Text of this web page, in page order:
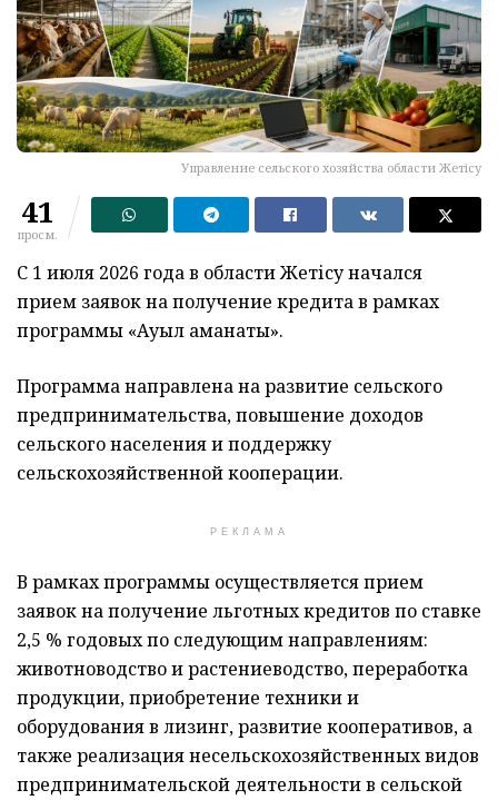
Управление сельского хозяйства области Жетiсу
41
просм.
С 1 июля 2026 года в области Жетісу начался
прием заявок на получение кредита в рамках
программы «Ауыл аманаты».
Программа направлена на развитие сельского
предпринимательства, повышение доходов
сельского населения и поддержку
сельскохозяйственной кооперации.
РЕКЛАМА
В рамках программы осуществляется прием
заявок на получение льготных кредитов по ставке
2,5 % годовых по следующим направлениям:
животноводство и растениеводство, переработка
продукции, приобретение техники и
оборудования в лизинг, развитие кооперативов, а
также реализация несельскохозяйственных видов
предпринимательской деятельности в сельской